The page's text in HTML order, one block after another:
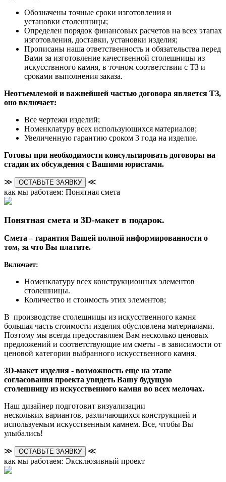
Обозначены точные сроки изготовления и
установки столешницы;
Определен порядок финансовых расчетов на всех этапах
изготовления, доставки, установки изделия;
Прописаны наша ответственность и обязательства перед
Вами за изготовление качественной столешницы из
искусствнного камня, в точном соответствии с ТЗ и
сроками выполнения заказа.
Неотъемлемой и важнейшей частью договора является ТЗ,
оно включает:
Все чертежи изделий;
Номенклатуру всех использующихся материалов;
Увеличенную гарантию сроком 3 года на изделие.
Готовы при необходимости консультировать договоры на
стадии их обсуждения с Вашими юристами.
≫ ОСТАВЬТЕ ЗАЯВКУ
≪
как мы работаем: Понятная смета
Понятная смета и 3D-макет в подарок.
Смета – гарантия Вашей полной информированности о
том, за что Вы платите.
Включает:
Номенклатуру всех конструкционных элементов
столешницы.
Количество и стоимость этих элементов;
В производстве столешницы из искусственного камня
большая часть стоимости изделия обусловлена материалами.
Поэтому мы всегда предоставляем Вам несколько ценовых
предложений и соответствующие им сметы - в зависимости от
ценовой категории выбранного искусственного камня.
3D-макет изделия - возможность еще на этапе
согласования проекта увидеть Вашу будущую
столешницу из искусственного камня во всех мелочах.
Наш дизайнер подготовит визуализации
нескольких вариантов, различающихся конструкцией и
используемым искусственным камнем. Все, чтобы Вы
улыбались!
≫ ОСТАВЬТЕ ЗАЯВКУ
≪
как мы работаем: Эксклюзивный проект